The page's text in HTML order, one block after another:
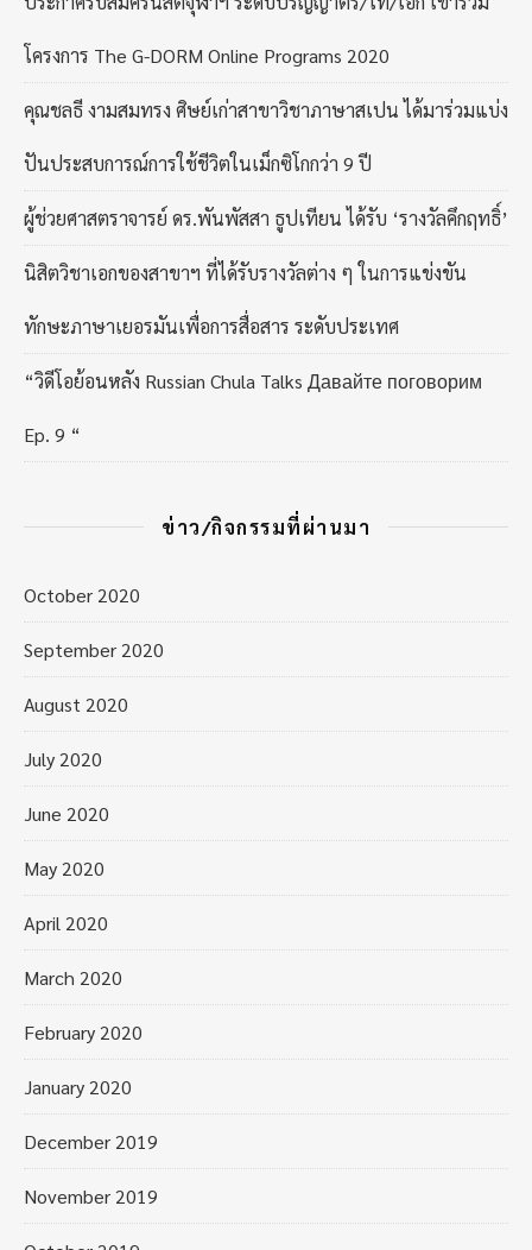
โครงการ The G-DORM Online Programs 2020
คุณชลธี งามสมทรง ศิษย์เก่าสาขาวิชาภาษาสเปน ได้มาร่วมแบ่ง
ปันประสบการณ์การใช้ชีวิตในเม็กซิโกกว่า 9 ปี
ผู้ช่วยศาสตราจารย์ ดร.พันพัสสา ธูปเทียน ได้รับ ‘รางวัลคึกฤทธิ์’
นิสิตวิชาเอกของสาขาฯ ที่ได้รับรางวัลต่าง ๆ ในการแข่งขัน
ทักษะภาษาเยอรมันเพื่อการสื่อสาร ระดับประเทศ
“วิดีโอย้อนหลัง Russian Chula Talks Давайте поговорим
Ep. 9 “
ข่าว/กิจกรรมที่ผ่านมา
October 2020
September 2020
August 2020
July 2020
June 2020
May 2020
April 2020
March 2020
February 2020
January 2020
December 2019
November 2019